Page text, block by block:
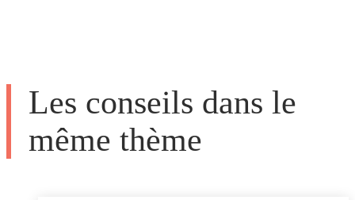
Les conseils dans le
même thème